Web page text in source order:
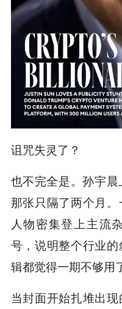
诅咒失灵了？
也不完全是。孙宇
那张只隔了两个月
人物密集登上主流
号，说明整个行业
辑都觉得一期不够用
当封面开始扎堆出